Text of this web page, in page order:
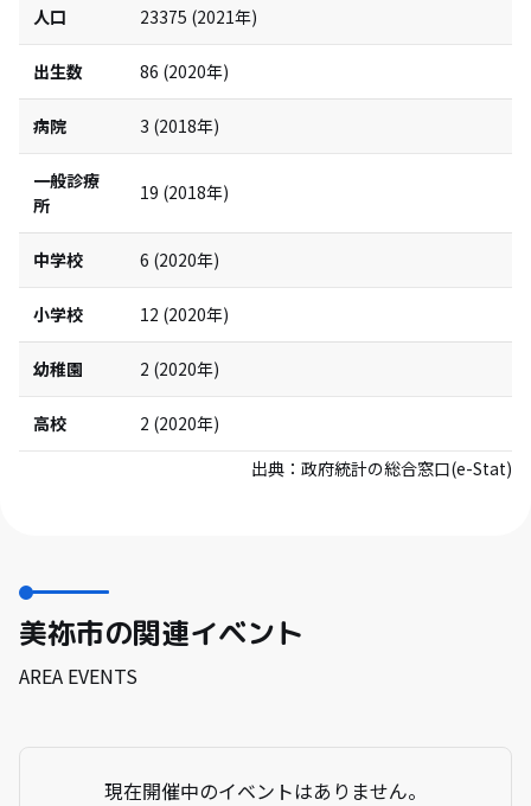
人口 23375 (2021年)
出生数 86 (2020年)
病院 3 (2018年)
一般診療
所
19 (2018年)
中学校 6 (2020年)
小学校 12 (2020年)
幼稚園 2 (2020年)
高校 2 (2020年)
出典： 政府統計の総合窓口(e-Stat)
美祢市の関連イベント
AREA EVENTS
現在開催中のイベントはありません。